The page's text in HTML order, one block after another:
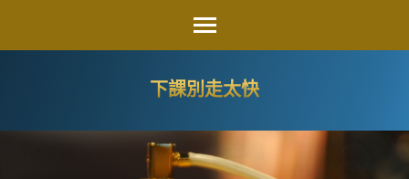
下課別走太快